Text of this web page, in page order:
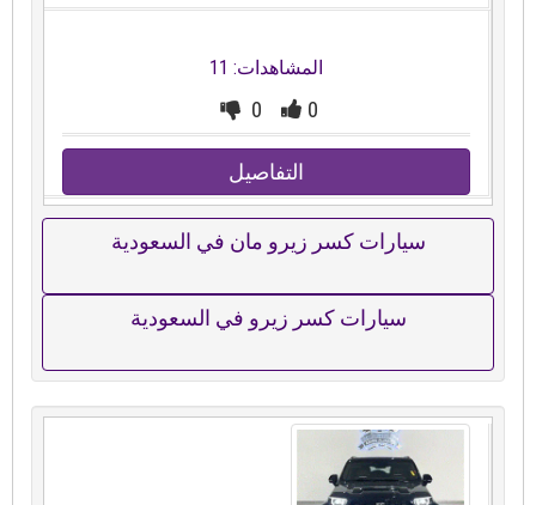
المشاهدات: 11
0
0
التفاصيل
سيارات كسر زيرو مان في السعودية
سيارات كسر زيرو في السعودية